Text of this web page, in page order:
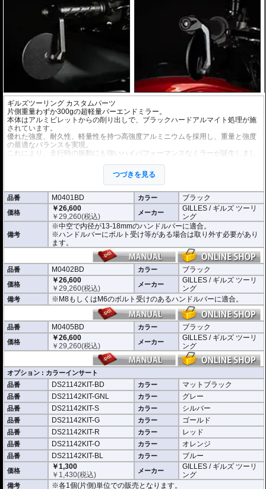
ギルズツーリング カスタムパーツ
片側重量わずか300gの超軽量バーエンドミラー。
本体はアルミビレットからの削り出しで、ブラックハードアルマイト処理が施
されています。
優れた強度、耐久性、軽量性を持つ高強度アルミニウムを採用し、重量と強度
の最適なバランスを実現。
これにより、走行時の振動にも強いハイパフォーマンスなミラーが誕生しまし
ミラーの角度や位置も調整が可能。視認性など安全へ関わる要素へも細心の注
※車検対応。
※1個単位での販売
※左右どちらにも使用できます。
※商品は汎用品となり、主に２系統の取り付け方法をラインナップ。
(取付確認がされているものは下記の適合検索で適合品番をご確認いただけま
M0401BD 中空で内径が13-18mmのハンドルバーに適合
M0402BD M8もしくはM6のボルト受けのあるハンドルバーに適合
M0405BD M12のボルト受けのあるハンドルバーに適合
別売オプションにカラーインサートをご用意。
車体のイメージに合わせたカスタムが可能となり、ワンポイントアクセントと
してその存在感を高めます。
つづきを見る
品番 M0401BD カラー ブラック
価格
￥26,600
￥29,260(税込) メーカー
GILLES / ギルズ ツーリ
ング
備考
※中空で内径が13-18mmのハンドルバーに適合。
※ハンドルバーにボルト受け等がある場合は取り外す必要があり
ます。
品番 M0402BD カラー ブラック
価格
￥26,600
￥29,260(税込) メーカー
GILLES / ギルズ ツーリ
ング
備考 ※M8もしくはM6のボルト受けのあるハンドルバーに適合。
品番 M0405BD カラー ブラック
価格
￥26,600
￥29,260(税込) メーカー
GILLES / ギルズ ツーリ
ング
オプション : カラーインサート
品番
DS21142KIT-BD カラー マットブラック
品番 DS21142KIT-GNL カラー グレー
品番 DS21142KIT-S カラー シルバー
品番 DS21142KIT-G カラー ゴールド
品番 DS21142KIT-R カラー レッド
品番 DS21142KIT-O カラー オレンジ
品番 DS21142KIT-BL カラー ブルー
価格
￥1,300
￥ 1,430(税込) メーカー
GILLES / ギルズ ツーリ
ング
備考 ※各1個(片側)単位での販売となります。